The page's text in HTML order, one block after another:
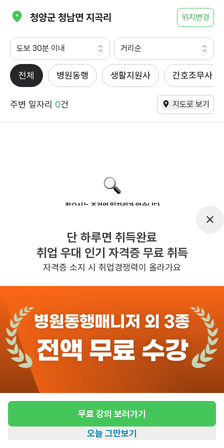
청양군 청남면 지곡리 위치변경
도보 30분 이내 거리순
전체 병원동행 생활지원사 간호조무사
주변 일자리 0건 지도로 보기
찾으시는 조건의 일자리가 없습니다
반경 3KM 이내의 일자리 확인하기
단 하루면 취득완료
취업 우대 인기 자격증 무료 취득
자격증 소지 시 취업경쟁력이 올라가요
무료 강의 보러가기
오늘 그만보기